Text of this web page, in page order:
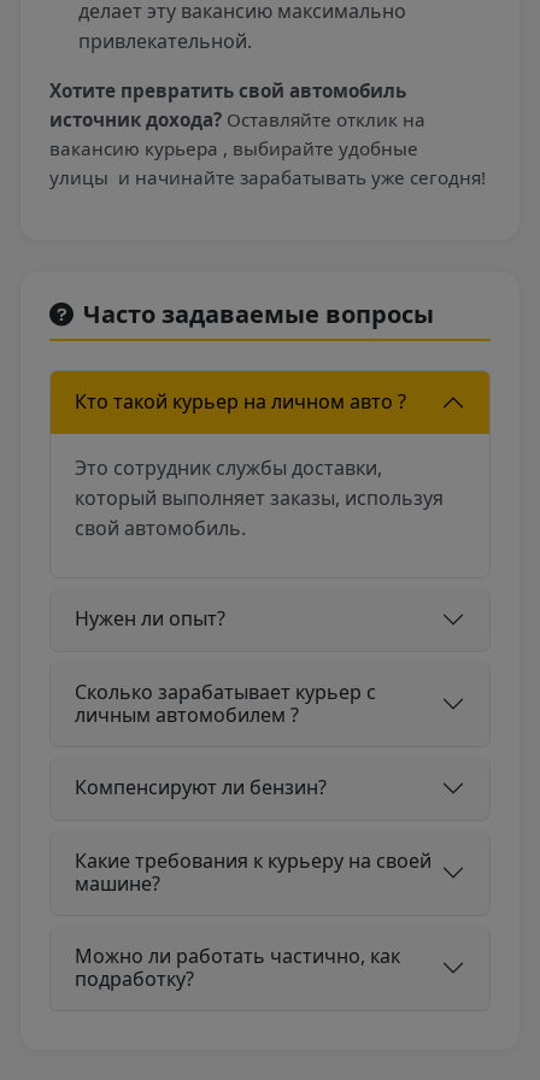
делает эту вакансию максимально
привлекательной.
Хотите превратить свой автомобиль
источник дохода? Оставляйте отклик на
вакансию курьера , выбирайте удобные
улицы и начинайте зарабатывать уже сегодня!
Часто задаваемые вопросы
Кто такой курьер на личном авто ?
Это сотрудник службы доставки,
который выполняет заказы, используя
свой автомобиль.
Нужен ли опыт?
Сколько зарабатывает курьер с
личным автомобилем ?
Компенсируют ли бензин?
Какие требования к курьеру на своей
машине?
Можно ли работать частично, как
подработку?